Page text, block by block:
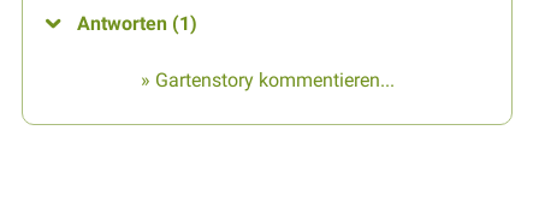
Antworten (1)
» Gartenstory kommentieren...